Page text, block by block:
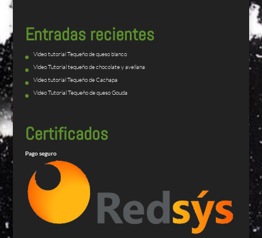
Entradas recientes
Video tutorial Tequeño de queso blanco
Video Tutorial tequeño de chocolate y avellana
Video tutorial Tequeño de Cachapa
Video Tutorial Tequeño de queso Gouda
Certificados
Pago seguro